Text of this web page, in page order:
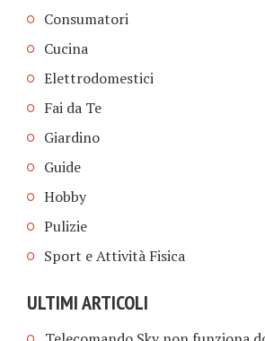
Consumatori
Cucina
Elettrodomestici
Fai da Te
Giardino
Guide
Hobby
Pulizie
Sport e Attività Fisica
ULTIMI ARTICOLI